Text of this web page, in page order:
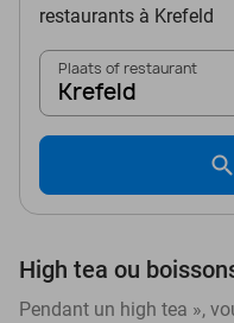
restaurants à Krefeld
Plaats of restaurant
Krefeld
High tea ou
Pendant un high tea »,